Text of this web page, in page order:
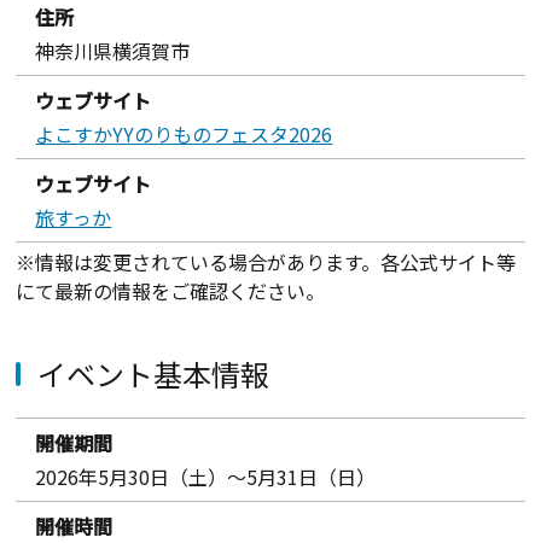
住所
神奈川県横須賀市
ウェブサイト
よこすかYYのりものフェスタ2026
ウェブサイト
旅すっか
※情報は変更されている場合があります。各公式サイト等
にて最新の情報をご確認ください。
イベント基本情報
開催期間
2026年5月30日（土）～5月31日（日）
開催時間